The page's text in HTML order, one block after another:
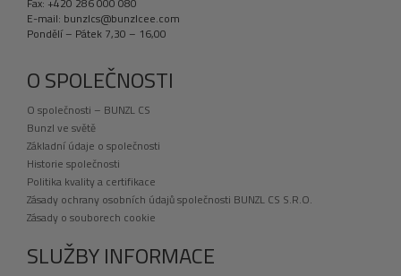
E-mail: bunzlcs@bunzlcee.com
Pondělí – Pátek 7,30 – 16,00
O SPOLEČNOSTI
O společnosti – BUNZL CS
Bunzl ve světě
Základní údaje o společnosti
Historie společnosti
Politika kvality a certifikace
Zásady ochrany osobních údajů společnosti BUNZL CS S.R.O.
Zásady o souborech cookie
SLUŽBY INFORMACE